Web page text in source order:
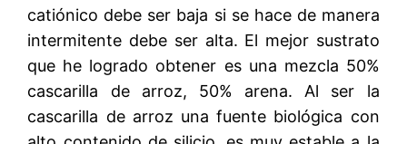
catiónico debe ser baja si se hace de manera
intermitente debe ser alta. El mejor sustrato
que he logrado obtener es una mezcla 50%
cascarilla de arroz, 50% arena. Al ser la
cascarilla de arroz una fuente biológica con